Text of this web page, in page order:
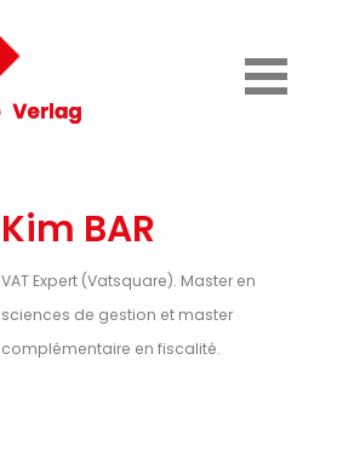
Kim BAR
VAT Expert (Vatsquare). Master en
sciences de gestion et master
complémentaire en fiscalité.